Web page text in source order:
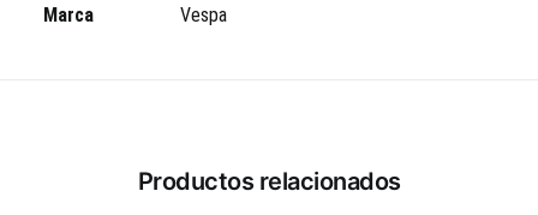
Marca Vespa
Productos relacionados